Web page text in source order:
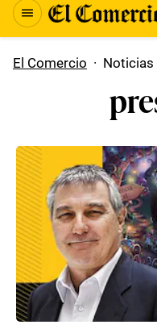
El Comercio · Noticias